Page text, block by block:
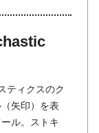
ティクスのク
矢印）を表
ル。ストキ